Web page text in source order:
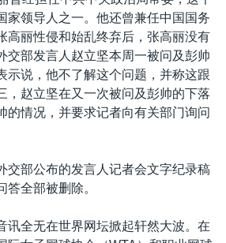
家领导人之一。他还曾兼任中国国务
高丽性侵和始乱终弃后，张高丽没有
交部发言人赵立坚本周一被问及彭帅
示说，他不了解这个问题，并称这跟
，赵立坚在又一次被问及彭帅的下落
的情况，并要求记者向有关部门询问
交部公布的发言人记者会文字纪录稿
全部被删除。
讯全无在世界网坛掀起轩然大波。在